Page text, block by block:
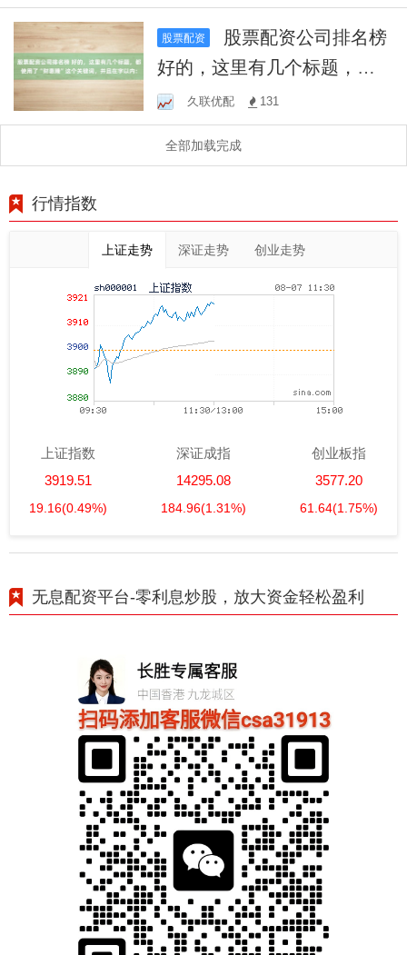
股票配资
好的，这里有几个标题，都
使用了“财惠赚”这个关键词，
并且在字以内：
久联优配 131
全部加载完成
行情指数
上证走势 深证走势 创业走势
上证指数
3919.51
19.16(0.49%)
深证成指
14295.08
184.96(1.31%)
创业板指
3577.20
61.64(1.75%)
无息配资平台-零利息炒股，放大资金轻松盈利